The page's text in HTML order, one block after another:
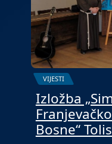
VIJESTI
Izložba
Bosne“